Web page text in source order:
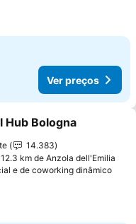
Ver preços
aos favoritos
Hub Bologna
14.383
km de Anzola dell'Emilia
e de coworking dinâmico